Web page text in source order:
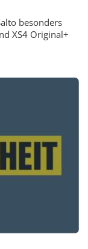
besonders
XS4 Original+